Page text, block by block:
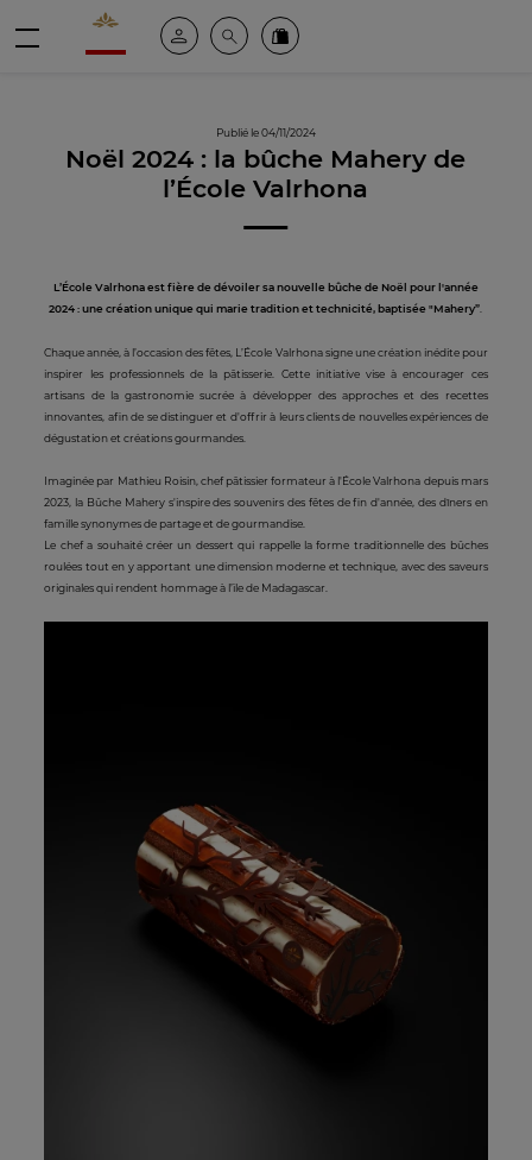
Valrhona - Imaginons le meilleur du chocolat
Espace clientRechercheCommandez en ligne
Publié le 04/11/2024
Noël 2024 : la bûche Mahery de
l’École Valrhona
L’École Valrhona est fière de dévoiler sa nouvelle bûche de Noël pour l'année
2024 : une création unique qui marie tradition et technicité, baptisée "Mahery”
Chaque année, à l’occasion des fêtes, L’École Valrhona signe une création inédite pour
inspirer les professionnels de la pâtisserie. Cette initiative vise à encourager ces
artisans de la gastronomie sucrée à développer des approches et des recettes
innovantes, afin de se distinguer et d'offrir à leurs clients de nouvelles expériences de
dégustation et créations gourmandes.
Imaginée par Mathieu Roisin, chef pâtissier formateur à l'École Valrhona depuis mars
2023, la Bûche Mahery s'inspire des souvenirs des fêtes de fin d'année, des dîners en
famille synonymes de partage et de gourmandise.
Le chef a souhaité créer un dessert qui rappelle la forme traditionnelle des bûches
roulées tout en y apportant une dimension moderne et technique, avec des saveurs
originales qui rendent hommage à l’ïle de Madagascar.